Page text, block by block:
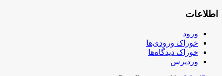
اطلاعات
ورود
خوراک ورودی‌ها
خوراک دیدگاه‌ها
وردپرس